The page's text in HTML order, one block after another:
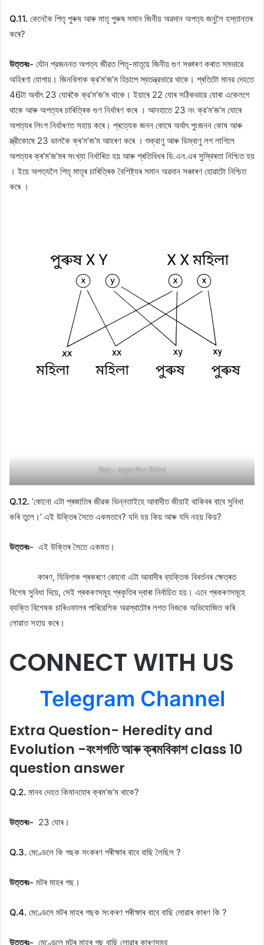
Q.11. কেনেকৈ পিতৃ পুৰুষ আৰু মাতৃ পুৰুষ সমান জিনীয় অৱদান অপত্য জনুলৈ হস্তান্তৰ
কৰে?
উত্তৰঃ- যৌন প্রজননত অপত্য জীৱত পিতৃ-মাতৃয়ে জিনীয় গুণ সঞ্চাৰণ কৰাত সমভাৱে
অহিৰণা যোগায়। জিনবিলাক ক্র’ম’জ’ম হিচাপে স্বতন্ত্রভাৱে থাকে। প্ৰতিটো মানৱ দেহতে
46টা অৰ্থাৎ 23 যোৰকৈ ক্র’ম’জ’ম থাকে। ইয়াৰে 22 যোৰ সঠিকভাৱে যোৰা একেলগে
থাকে আৰু অপত্যৰ চাৰিত্ৰিক গুণ নিৰ্ধাৰণ কৰে । আনহাতে 23 নং ক্র’ম’জ’ম যোৰে
অপত্যৰ লিংগ নিৰ্ধাৰণত সহায় কৰে। প্ৰত্যেক জনন কোষে অর্থাৎ পুংজনন কোষ আৰু
স্ত্রীকোষে 23 ডালকৈ ক্ৰ’ম’জ’ম আহৰণ কৰে । শুক্রাণু আৰু ডিম্বাণু লগ লাগিলে
অপত্যৰ ক্ৰ’ম’জ’মৰ সংখ্যা নিৰ্ধাৰিত হয় আৰু প্ৰতিবিধৰ ডি.এন.এৰ সুস্থিৰতা নিশ্চিত হয়
। ইয়ে অপত্যলৈ পিতৃ মাতৃৰ চাৰিত্ৰিক বৈশিষ্ট্যৰ সমান অৱদান সঞ্চাৰণ হোৱাটো নিশ্চিত
কৰে ।
চিত্ৰ:- মানুহৰ লিংগ নিৰ্ধাৰণ
Q.12. ‘কোনো এটা প্ৰজাতিৰ জীৱক ভিন্নতাইহে আবাদীত জীয়াই থাকিবৰ বাবে সুবিধা
কৰি তুলে।’ এই উক্তিৰ সৈতে একমতনে? যদি হয় কিয় আৰু যদি নহয় কিয়?
উত্তৰঃ- এই উক্তিৰ সৈতে একমত।
কাৰণ, যিবিলাক প্ৰকৰণে কোনো এটা আবাদীৰ ব্যক্তিক বিবৰ্তনৰ ক্ষেত্ৰত
বিশেষ সুবিধা দিয়ে, সেই প্ৰকৰণসমূহ প্ৰকৃতিৰ দ্বাৰা নিৰ্বাচিত হয়। এনে প্ৰকৰণসমূহে
ব্যক্তি বিশেষক চাৰিওফালৰ পাৰিৱেশিক অৱস্থাটোৰ লগত নিজকে অভিযোজিত কৰি
লোৱাত সহায় কৰে।
CONNECT WITH US
Telegram Channel
Extra Question- Heredity and
Evolution -বংশগতি আৰু ক্ৰমবিকাশ class 10
question answer
Q.2. মানব দেহত কিমানযােৰ ক্ৰম’জ’ম থাকে?
উত্তৰঃ- 23 যােৰ।
Q.3. মেণ্ডেলে কি গছক সংকৰণ পৰীক্ষাৰ বাবে বাছি লৈছিল ?
উত্তৰঃ- মটৰ মাহৰ গছ।
Q.4. মেণ্ডেলে মটৰ মাহৰ গছক সংকৰণ পৰীক্ষাৰ বাবে বাছি লােৱাৰ কাৰণ কি ?
উত্তৰঃ- মেণ্ডেলে মটৰ মাহৰ গছ বাছি লােৱাৰ কাৰণসমূহ